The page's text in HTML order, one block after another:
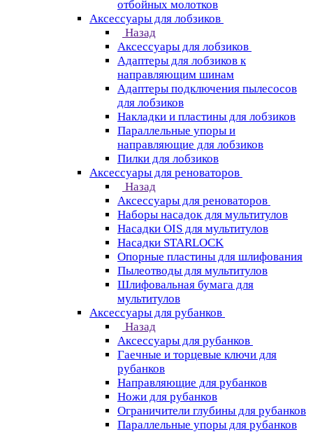
отбойных молотков
Аксессуары для лобзиков
Назад
Аксессуары для лобзиков
Адаптеры для лобзиков к
направляющим шинам
Адаптеры подключения пылесосов
для лобзиков
Накладки и пластины для лобзиков
Параллельные упоры и
направляющие для лобзиков
Пилки для лобзиков
Аксессуары для реноваторов
Назад
Аксессуары для реноваторов
Наборы насадок для мультитулов
Насадки OIS для мультитулов
Насадки STARLOCK
Опорные пластины для шлифования
Пылеотводы для мультитулов
Шлифовальная бумага для
мультитулов
Аксессуары для рубанков
Назад
Аксессуары для рубанков
Гаечные и торцевые ключи для
рубанков
Направляющие для рубанков
Ножи для рубанков
Ограничители глубины для рубанков
Параллельные упоры для рубанков